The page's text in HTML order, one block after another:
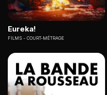
Eureka!
FILMS COURT-MÉTRAGE